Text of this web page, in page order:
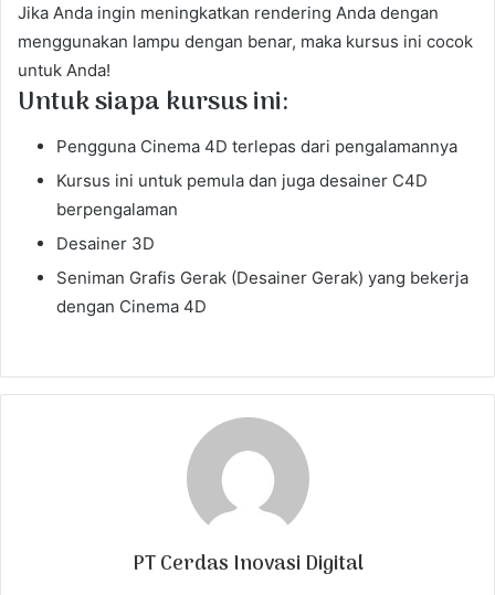
Jika Anda ingin meningkatkan rendering Anda dengan
menggunakan lampu dengan benar, maka kursus ini cocok
untuk Anda!
Untuk siapa kursus ini:
Pengguna Cinema 4D terlepas dari pengalamannya
Kursus ini untuk pemula dan juga desainer C4D
berpengalaman
Desainer 3D
Seniman Grafis Gerak (Desainer Gerak) yang bekerja
dengan Cinema 4D
PT Cerdas Inovasi Digital